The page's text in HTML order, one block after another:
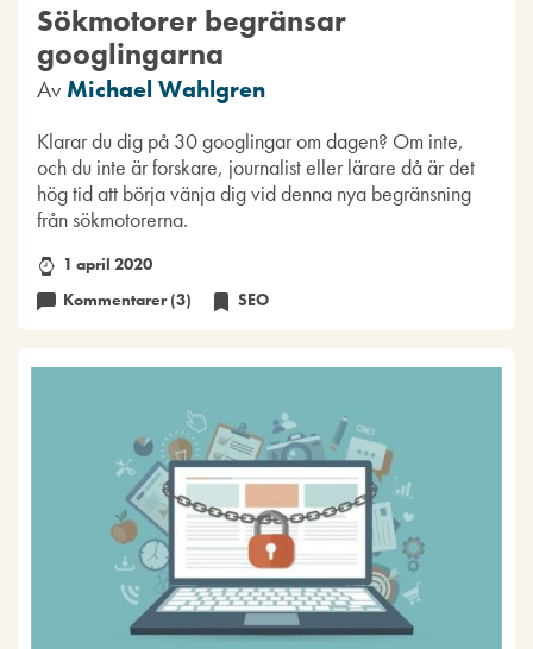
Sökmotorer begränsar
googlingarna
Av Michael Wahlgren
Klarar du dig på 30 googlingar om dagen? Om inte,
och du inte är forskare, journalist eller lärare då är det
hög tid att börja vänja dig vid denna nya begränsning
från sökmotorerna.
1 april 2020
Kommentarer (3)
SEO